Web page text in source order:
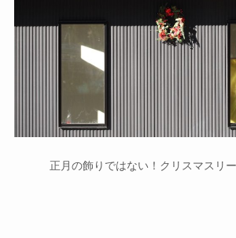
正月の飾りではない！クリスマスリ